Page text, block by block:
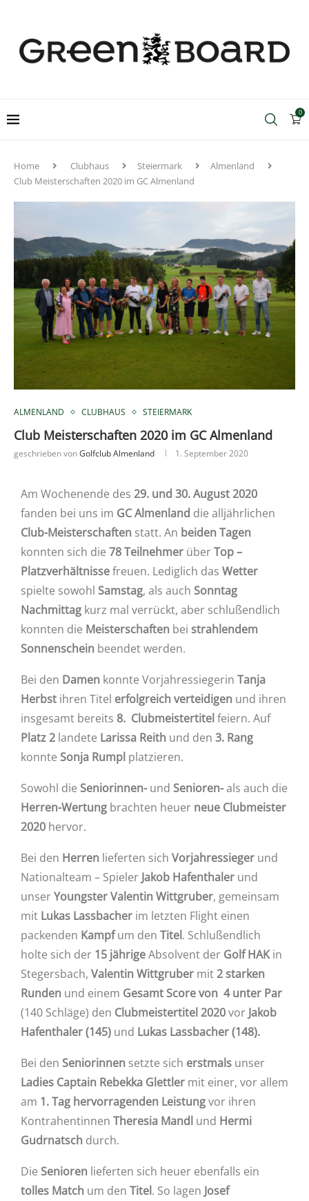
0
Home Clubhaus Steiermark
Almenland
Club Meisterschaften 2020 im GC Almenland
ALMENLAND CLUBHAUS STEIERMARK
Club Meisterschaften 2020 im GC Almenland
geschrieben vonGolfclub Almenland 1. September 2020
Am Wochenende des 29. und 30. August 2020
fanden bei uns im GC Almenland die alljährlichen
Club-Meisterschaften statt. An beiden Tagen
konnten sich die 78 Teilnehmer überTop –
Platzverhältnissefreuen. Lediglich das Wetter
spielte sowohl Samstag, als auch Sonntag
Nachmittag kurz mal verrückt, aber schlußendlich
konnten die Meisterschaften bei strahlendem
Sonnenschein beendet werden.
Bei den Damen konnte Vorjahressiegerin Tanja
Herbst ihren Titel erfolgreich verteidigen und ihren
insgesamt bereits 8. Clubmeistertitelfeiern. Auf
Platz 2 landete Larissa Reith und den 3. Rang
konnte Sonja Rumpl platzieren.
Sowohl die Seniorinnen- und Senioren-als auch die
Herren-Wertung brachten heuer neue Clubmeister
2020 hervor.
Bei den Herren lieferten sich Vorjahressieger und
Nationalteam – Spieler Jakob Hafenthaler und
unserYoungster Valentin Wittgruber, gemeinsam
mit Lukas Lassbacher im letzten Flight einen
packenden Kampfum den Titel. Schlußendlich
holte sich der 15 jährigeAbsolvent der Golf HAKin
Stegersbach, Valentin Wittgruber mit2 starken
Runden und einem Gesamt Score von 4 unter Par
(140 Schläge) den Clubmeistertitel 2020vor Jakob
Hafenthaler (145) und Lukas Lassbacher (148).
Bei den Seniorinnen setzte sich erstmals unser
Ladies Captain Rebekka Glettler mit einer, vor allem
am 1. Tag hervorragenden Leistungvor ihren
Kontrahentinnen Theresia Mandl und Hermi
Gudrnatsch durch.
Die Senioren lieferten sich heuer ebenfalls ein
tolles Match um den Titel. So lagen Josef